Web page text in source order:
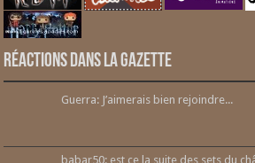
Réactions dans la gazette
Guerra: J’aimerais bien rejoindre...
babar50: est ce la suite des sets du